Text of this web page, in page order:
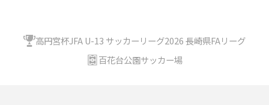
高円宮杯JFA U-13 サッカーリーグ2026 長崎県FAリーグ
百花台公園サッカー場